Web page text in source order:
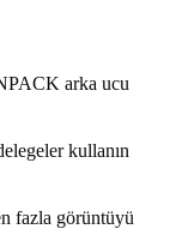
arka ucu
kullanın
fazla görüntüyü